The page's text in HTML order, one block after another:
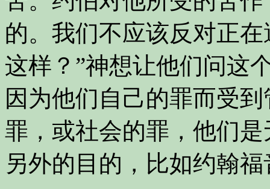
的。我们不应该反对正
这样？”神想让他们问这
因为他们自己的罪而受
罪，或社会的罪，他们
另外的目的，比如约翰